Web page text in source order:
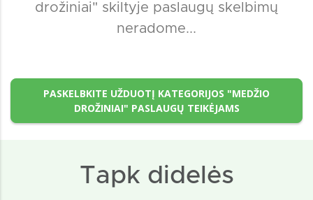
drožiniai" skiltyje paslaugų skelbimų
neradome...
PASKELBKITE UŽDUOTĮ KATEGORIJOS "MEDŽIO
DROŽINIAI" PASLAUGŲ TEIKĖJAMS
Tapk didelės